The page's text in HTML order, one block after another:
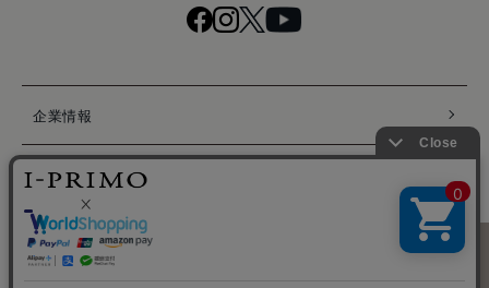
企業情報
個人情報保護ポリシー
特定商取引法に基づく表記